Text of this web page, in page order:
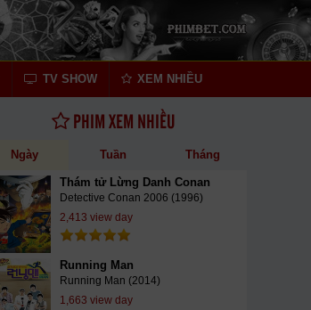
TV SHOW XEM NHIỀU
PHIM XEM NHIỀU
Ngày Tuần Tháng
Thám tử Lừng Danh Conan
Detective Conan 2006 (1996)
2,413 view day
Running Man
Running Man (2014)
1,663 view day